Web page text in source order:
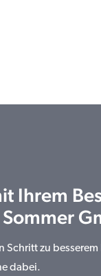
Ihrem
Schritt zu
dabei.